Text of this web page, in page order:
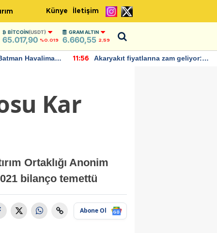
Künye İletişim
BITCOIN(USDT)
65.017,90 %0.019
GRAM ALTIN
6.660,55 2,59
Havalimanı
11:56
Akaryakıt fiyatlarına zam geliyor:
Kar
Ortaklığı Anonim
bilanço temettü
Abone Ol